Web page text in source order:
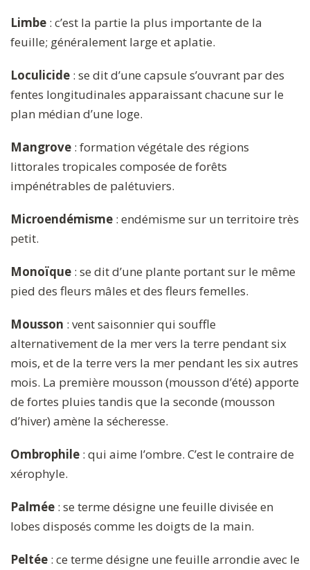
Limbe : c’est la partie la plus importante de la
feuille; généralement large et aplatie.
Loculicide : se dit d’une capsule s’ouvrant par des
fentes longitudinales apparaissant chacune sur le
plan médian d’une loge.
Mangrove : formation végétale des régions
littorales tropicales composée de forêts
impénétrables de palétuviers.
Microendémisme : endémisme sur un territoire très
petit.
Monoïque : se dit d’une plante portant sur le même
pied des fleurs mâles et des fleurs femelles.
Mousson : vent saisonnier qui souffle
alternativement de la mer vers la terre pendant six
mois, et de la terre vers la mer pendant les six autres
mois. La première mousson (mousson d’été) apporte
de fortes pluies tandis que la seconde (mousson
d’hiver) amène la sécheresse.
Ombrophile : qui aime l’ombre. C’est le contraire de
xérophyle.
Palmée : se terme désigne une feuille divisée en
lobes disposés comme les doigts de la main.
Peltée : ce terme désigne une feuille arrondie avec le